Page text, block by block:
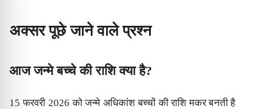
अक्सर पूछे जाने वाले प्रश्न
आज जन्मे बच्चे की राशि क्या है?
15 फरवरी 2026 को जन्मे अधिकांश बच्चों की राशि मकर बनती है